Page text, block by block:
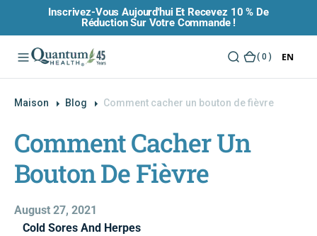
N
Inscrivez-Vous Aujourd'hui Et Recevez 10 % De
Réduction Sur Votre Commande !
( 0 )
)
EN
Maison Blog Comment cacher un bouton de fièvre
Comment Cacher Un
Bouton De Fièvre
August 27, 2021
Cold Sores And Herpes